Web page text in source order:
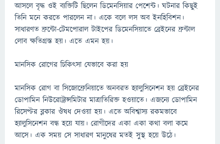
আসলে বৃদ্ধ ওই ব্যক্তিটি ছিলেন ডিমেনসিয়ার পেশেন্ট। ঘটনার কিছুই
তিনি মনে করতে পারলেন না। একে বলে লস অব ইনহিবিশন।
সাধারণত ফ্রন্টো-টেমপোরাল টাইপের ডিমেনসিয়াতে ব্রেইনের ফ্রন্টাল
লোব ক্ষতিগ্রস্ত হয়। এতে এমন হয়।
মানসিক রোগের চিকিৎসা যেভাবে করা হয়
মানসিক রোগ বা সিজোফ্রেনিয়াতে অনবরত হ্যালুসিনেশন হয় ব্রেইনের
ডোপামিন নিউরোট্রান্সমিটার মাত্রাতিরিক্ত হওয়াতে। এজন্যে ডোপামিন
রিসেপ্টর ব্লকার ঔষধ দেওয়া হয়। এতে অবিশ্বাস্য রকমভাবে
হ্যালুসিনেশন বন্ধ হয়ে যায়। রোগীদের একা একা কথা বলা কমে
আসে। এক সময় সে সাধারণ মানুষের মতই সুস্থ হয়ে উঠে।